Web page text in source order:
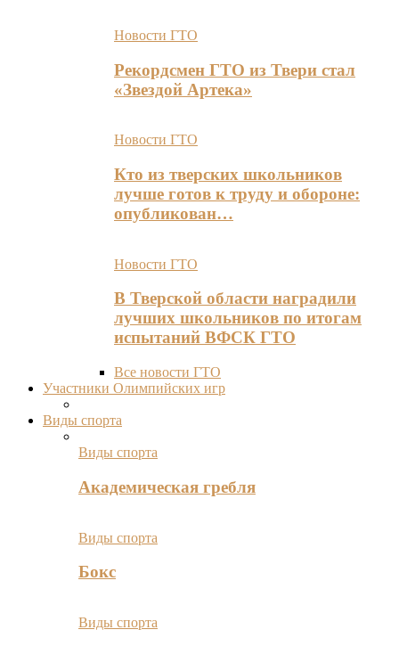
Новости ГТО
Рекордсмен ГТО из Твери стал
«Звездой Артека»
Новости ГТО
Кто из тверских школьников
лучше готов к труду и обороне:
опубликован…
Новости ГТО
В Тверской области наградили
лучших школьников по итогам
испытаний ВФСК ГТО
Все новости ГТО
Участники Олимпийских игр
Виды спорта
Виды спорта
Академическая гребля
Виды спорта
Бокс
Виды спорта